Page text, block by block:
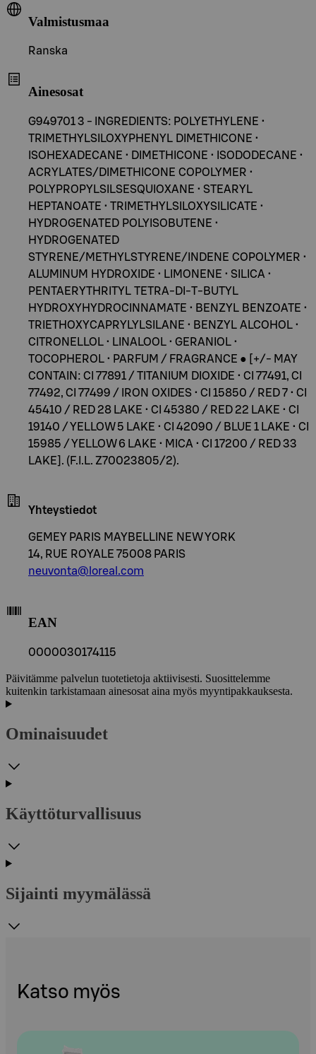
Valmistusmaa
Ranska
Ainesosat
G949701 3 - INGREDIENTS: POLYETHYLENE •
TRIMETHYLSILOXYPHENYL DIMETHICONE •
ISOHEXADECANE • DIMETHICONE • ISODODECANE •
ACRYLATES/DIMETHICONE COPOLYMER •
POLYPROPYLSILSESQUIOXANE • STEARYL
HEPTANOATE • TRIMETHYLSILOXYSILICATE •
HYDROGENATED POLYISOBUTENE •
HYDROGENATED
STYRENE/METHYLSTYRENE/INDENE COPOLYMER •
ALUMINUM HYDROXIDE • LIMONENE • SILICA •
PENTAERYTHRITYL TETRA-DI-T-BUTYL
HYDROXYHYDROCINNAMATE • BENZYL BENZOATE •
TRIETHOXYCAPRYLYLSILANE • BENZYL ALCOHOL •
CITRONELLOL • LINALOOL • GERANIOL •
TOCOPHEROL • PARFUM / FRAGRANCE ● [+/- MAY
CONTAIN: CI 77891 / TITANIUM DIOXIDE • CI 77491, CI
77492, CI 77499 / IRON OXIDES • CI 15850 / RED 7 • CI
45410 / RED 28 LAKE • CI 45380 / RED 22 LAKE • CI
19140 / YELLOW 5 LAKE • CI 42090 / BLUE 1 LAKE • CI
15985 / YELLOW 6 LAKE • MICA • CI 17200 / RED 33
LAKE]. (F.I.L. Z70023805/2).
Yhteystiedot
GEMEY PARIS MAYBELLINE NEW YORK
14, RUE ROYALE 75008 PARIS
neuvonta@loreal.com
EAN
0000030174115
Päivitämme palvelun tuotetietoja aktiivisesti. Suosittelemme
kuitenkin tarkistamaan ainesosat aina myös myyntipakkauksesta.
Ominaisuudet
Käyttöturvallisuus
Sijainti myymälässä
Katso myös